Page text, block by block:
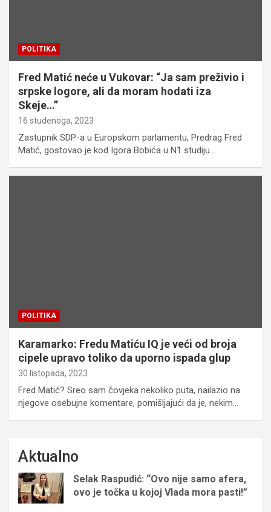
POLITIKA
Fred Matić neće u Vukovar: “Ja sam preživio i
srpske logore, ali da moram hodati iza
Skeje…”
16 studenoga, 2023
Zastupnik SDP-a u Europskom parlamentu, Predrag Fred
Matić, gostovao je kod Igora Bobića u N1 studiju…
POLITIKA
Karamarko: Fredu Matiću IQ je veći od broja
cipele upravo toliko da uporno ispada glup
30 listopada, 2023
Fred Matić? Sreo sam čovjeka nekoliko puta, nailazio na
njegove osebujne komentare, pomišljajući da je, nekim…
Aktualno
Selak Raspudić: “Ovo nije samo afera,
ovo je točka u kojoj Vlada mora pasti!”